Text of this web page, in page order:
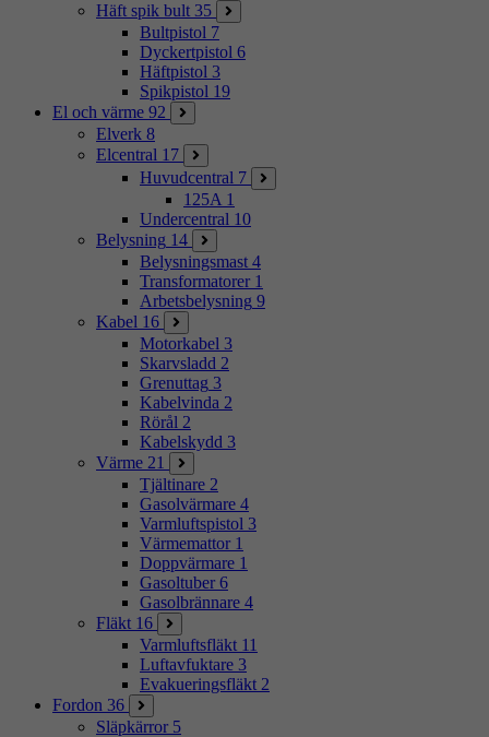
Häft spik bult 35
Bultpistol 7
Dyckertpistol 6
Häftpistol 3
Spikpistol 19
El och värme 92
Elverk 8
Elcentral 17
Huvudcentral 7
125A 1
Undercentral 10
Belysning 14
Belysningsmast 4
Transformatorer 1
Arbetsbelysning 9
Kabel 16
Motorkabel 3
Skarvsladd 2
Grenuttag 3
Kabelvinda 2
Rörål 2
Kabelskydd 3
Värme 21
Tjältinare 2
Gasolvärmare 4
Varmluftspistol 3
Värmemattor 1
Doppvärmare 1
Gasoltuber 6
Gasolbrännare 4
Fläkt 16
Varmluftsfläkt 11
Luftavfuktare 3
Evakueringsfläkt 2
Fordon 36
Släpkärror 5